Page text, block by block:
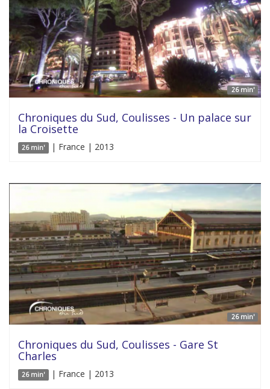
26 min'
Chroniques du Sud, Coulisses - Un palace sur
la Croisette
26 min' | France | 2013
26 min'
Chroniques du Sud, Coulisses - Gare St
Charles
26 min' | France | 2013